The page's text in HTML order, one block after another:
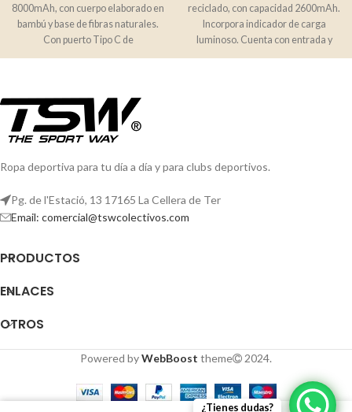
8000mAh, con cuerpo elaborado en
bambú y base de fibras naturales.
Con puerto Tipo C de
reciclado, con capacidad 2600mAh.
Incorpora indicador de carga
luminoso. Cuenta con entrada y
salida Tipo C.
Ropa deportiva para tu día a día y para clubs deportivos.
Pg. de l'Estació, 13 17165 La Cellera de Ter
Email: comercial@tswcolectivos.com
PRODUCTOS
ENLACES
OTROS
Powered byWebBoost theme 2024.
¿Tienes dudas?